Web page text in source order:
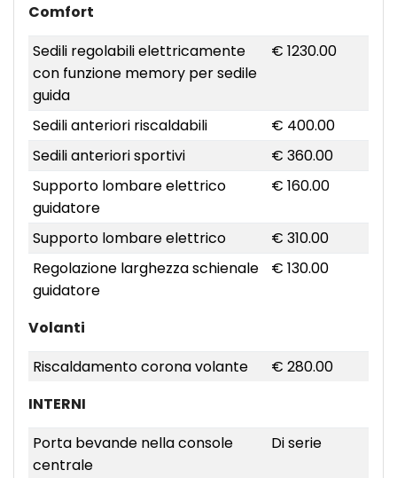
Comfort
Sedili regolabili elettricamente
con funzione memory per sedile
guida
€ 1230.00
Sedili anteriori riscaldabili
€ 400.00
Sedili anteriori sportivi
€ 360.00
Supporto lombare elettrico
guidatore
€ 160.00
Supporto lombare elettrico
€ 310.00
Regolazione larghezza schienale
guidatore
€ 130.00
Volanti
Riscaldamento corona volante
€ 280.00
INTERNI
Porta bevande nella console
centrale
Di serie